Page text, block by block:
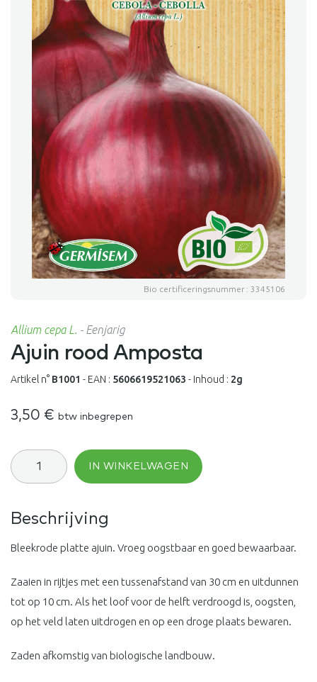
Bio certificeringsnummer : 3345106
Allium cepa L. - Eenjarig
Ajuin rood Amposta
Artikel n° B1001 - EAN : 5606619521063 - Inhoud : 2g
3,50 € btw inbegrepen
Ajuin
rood
Amposta
IN WINKELWAGEN
Beschrijving
Bleekrode platte ajuin. Vroeg oogstbaar en goed bewaarbaar.
Zaaien in rijtjes met een tussenafstand van 30 cm en uitdunnen
tot op 10 cm. Als het loof voor de helft verdroogd is, oogsten,
op het veld laten uitdrogen en op een droge plaats bewaren.
Zaden afkomstig van biologische landbouw.